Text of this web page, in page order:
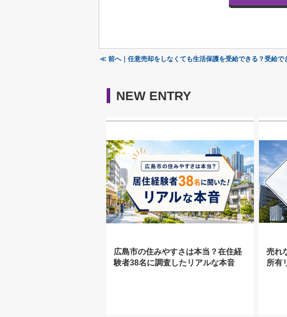
≪ 前へ｜任意売却をしなくても生活保護を受給できる？受給で
NEW ENTRY
広島市の住みやすさは本当？在住経
験者38名に調査したリアルな本音
売れ
所有